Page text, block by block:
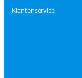
Klantenservice